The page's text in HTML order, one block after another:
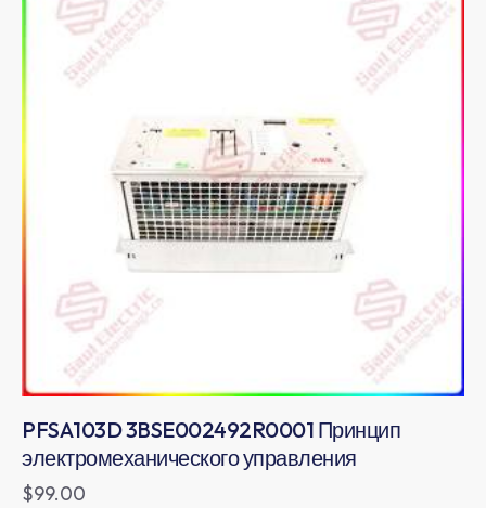
PFSA103D 3BSE002492R0001 Принцип
электромеханического управления
$99.00